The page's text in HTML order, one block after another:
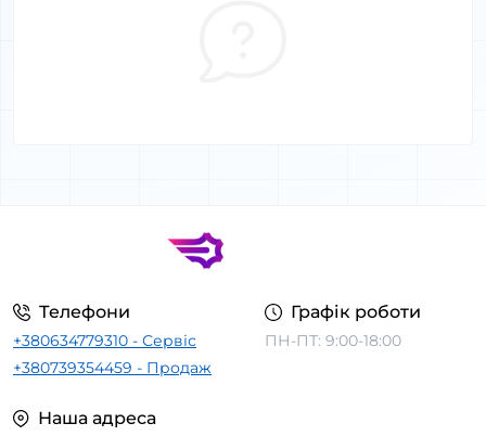
Телефони
+380634779310 - Сервіс
+380739354459 - Продаж
Графік роботи
ПН-ПТ: 9:00-18:00
Наша адреса